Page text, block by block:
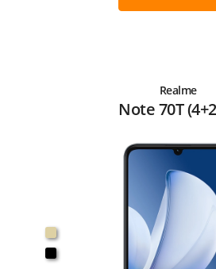
Realme
Note 70T